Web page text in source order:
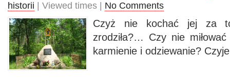
historii | Viewed times | No Comments
Czyż nie kochać jej za
zrodziła?… Czy nie
karmienie i odziewanie?